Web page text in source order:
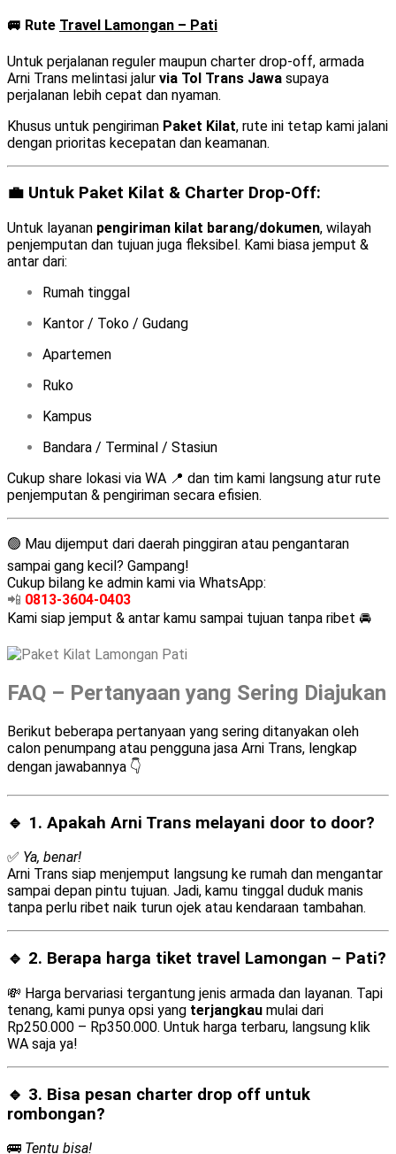
🚐 Rute Travel Lamongan – Pati
Untuk perjalanan reguler maupun charter drop-off, armada
Arni Trans melintasi jalur via Tol Trans Jawa supaya
perjalanan lebih cepat dan nyaman.
Khusus untuk pengiriman Paket Kilat, rute ini tetap kami jalani
dengan prioritas kecepatan dan keamanan.
💼 Untuk Paket Kilat & Charter Drop-Off:
Untuk layanan pengiriman kilat barang/dokumen, wilayah
penjemputan dan tujuan juga fleksibel. Kami biasa jemput &
antar dari:
Rumah tinggal
Kantor / Toko / Gudang
Apartemen
Ruko
Kampus
Bandara / Terminal / Stasiun
Cukup share lokasi via WA 📍 dan tim kami langsung atur rute
penjemputan & pengiriman secara efisien.
🟢 Mau dijemput dari daerah pinggiran atau pengantaran
sampai gang kecil? Gampang!
Cukup bilang ke admin kami via WhatsApp:
📲 0813-3604-0403
Kami siap jemput & antar kamu sampai tujuan tanpa ribet 🚘
FAQ – Pertanyaan yang Sering Diajukan
Berikut beberapa pertanyaan yang sering ditanyakan oleh
calon penumpang atau pengguna jasa Arni Trans, lengkap
dengan jawabannya 👇
🔹 1. Apakah Arni Trans melayani door to door?
✅ Ya, benar!
Arni Trans siap menjemput langsung ke rumah dan mengantar
sampai depan pintu tujuan. Jadi, kamu tinggal duduk manis
tanpa perlu ribet naik turun ojek atau kendaraan tambahan.
🔹 2. Berapa harga tiket travel Lamongan – Pati?
💸 Harga bervariasi tergantung jenis armada dan layanan. Tapi
tenang, kami punya opsi yang terjangkau mulai dari
Rp250.000 – Rp350.000. Untuk harga terbaru, langsung klik
WA saja ya!
🔹 3. Bisa pesan charter drop off untuk
rombongan?
🚌 Tentu bisa!